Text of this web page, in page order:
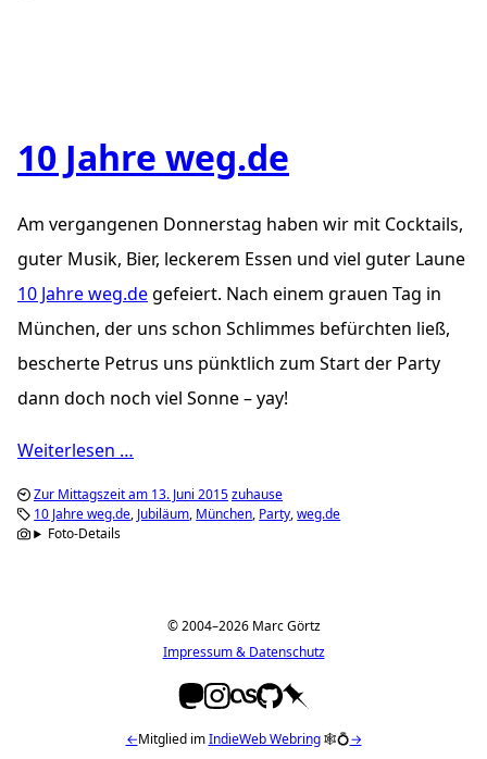
10 Jahre weg.de
Am vergangenen Donnerstag haben wir mit Cocktails,
guter Musik, Bier, leckerem Essen und viel guter Laune
10 Jahre weg.degefeiert. Nach einem grauen Tag in
München, der uns schon Schlimmes befürchten ließ,
bescherte Petrus uns pünktlich zum Start der Party
dann doch noch viel Sonne – yay!
Weiterlesen …
Zur Mittagszeit am 13. Juni 2015zuhause
10 Jahre weg.de Jubiläum München Party weg.de
Foto-Details
© 2004–2026 Marc Görtz
Impressum & Datenschutz
←Mitglied imIndieWeb Webring🕸💍→